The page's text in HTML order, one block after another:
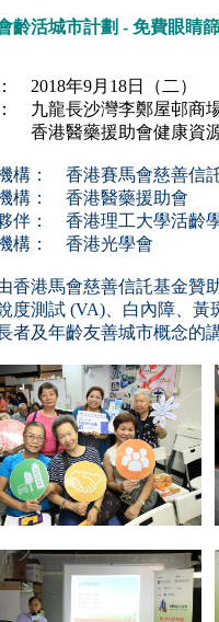
齡活城市計劃 - 免費眼睛
2018年9月18日（二）
九龍長沙灣李鄭屋邨商
醫藥援助會健康資源
構： 香港賽馬會慈善信
構： 香港醫藥援助會
伴： 香港理工大學活齡
構： 香港光學會
香港馬會慈善信託基金贊
度測試 (VA) 、白內障、
者及年齡友善城市概念的